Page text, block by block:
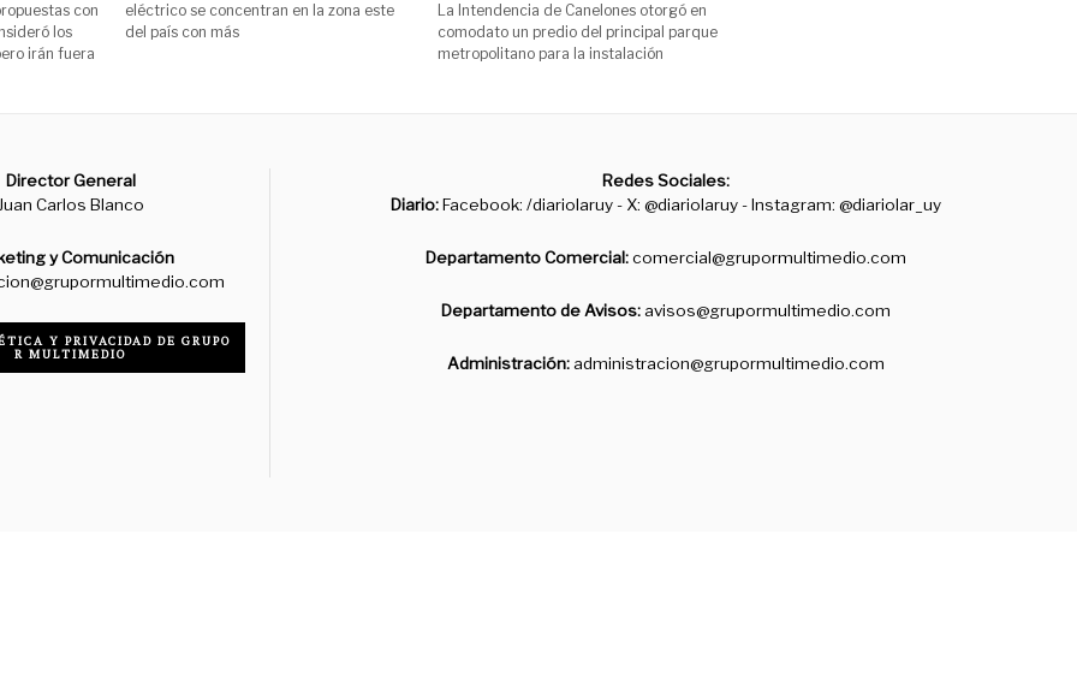
con
los
irán fuera
eléctrico se concentran en la zona este
del país con más
La Intendencia de Canelones otorgó en
comodato un predio del principal parque
metropolitano para la instalación
Director General
Carlos Blanco
y Comunicación
Y PRIVACIDAD DE GRUPO
R MULTIMEDIO
Redes Sociales:
Diario:Facebook: /diariolaruy - X: @diariolaruy - Instagram: @diariolar_uy
Departamento Comercial:comercial@grupormultimedio.com
Departamento de Avisos:avisos@grupormultimedio.com
Administración:administracion@grupormultimedio.com